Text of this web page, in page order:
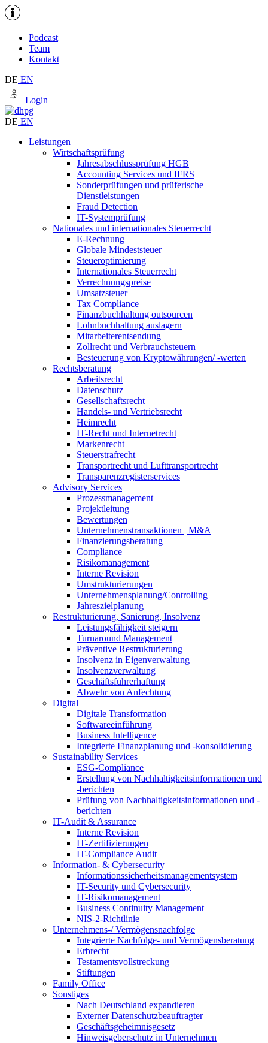
Podcast
Team
Kontakt
DE EN
Login
DE EN
Leistungen
Wirtschaftsprüfung
Jahresabschlussprüfung HGB
Accounting Services und IFRS
Sonderprüfungen und prüferische
Dienstleistungen
Fraud Detection
IT-Systemprüfung
Nationales und internationales Steuerrecht
E-Rechnung
Globale Mindeststeuer
Steueroptimierung
Internationales Steuerrecht
Verrechnungspreise
Umsatzsteuer
Tax Compliance
Finanzbuchhaltung outsourcen
Lohnbuchhaltung auslagern
Mitarbeiterentsendung
Zollrecht und Verbrauchsteuern
Besteuerung von Kryptowährungen/ -werten
Rechtsberatung
Arbeitsrecht
Datenschutz
Gesellschaftsrecht
Handels- und Vertriebsrecht
Heimrecht
IT-Recht und Internetrecht
Markenrecht
Steuerstrafrecht
Transportrecht und Lufttransportrecht
Transparenzregisterservices
Advisory Services
Prozessmanagement
Projektleitung
Bewertungen
Unternehmenstransaktionen | M&A
Finanzierungsberatung
Compliance
Risikomanagement
Interne Revision
Umstrukturierungen
Unternehmensplanung/Controlling
Jahreszielplanung
Restrukturierung, Sanierung, Insolvenz
Leistungsfähigkeit steigern
Turnaround Management
Präventive Restrukturierung
Insolvenz in Eigenverwaltung
Insolvenzverwaltung
Geschäftsführerhaftung
Abwehr von Anfechtung
Digital
Digitale Transformation
Softwareeinführung
Business Intelligence
Integrierte Finanzplanung und -konsolidierung
Sustainability Services
ESG-Compliance
Erstellung von Nachhaltigkeitsinformationen und
-berichten
Prüfung von Nachhaltigkeitsinformationen und -
berichten
IT-Audit & Assurance
Interne Revision
IT-Zertifizierungen
IT-Compliance Audit
Information- & Cybersecurity
Informationssicherheitsmanagementsystem
IT-Security und Cybersecurity
IT-Risikomanagement
Business Continuity Management
NIS-2-Richtlinie
Unternehmens-/Vermögensnachfolge
Integrierte Nachfolge- und Vermögensberatung
Erbrecht
Testamentsvollstreckung
Stiftungen
Family Office
Sonstiges
Nach Deutschland expandieren
Externer Datenschutzbeauftragter
Geschäftsgeheimnisgesetz
Hinweisgeberschutz in Unternehmen